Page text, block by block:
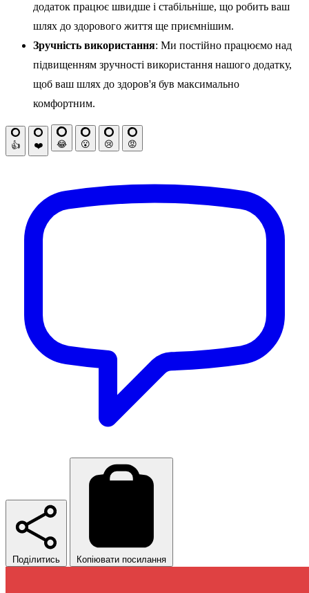
додаток працює швидше і стабільніше, що робить ваш
шлях до здорового життя ще приємнішим.
Зручність використання: Ми постійно працюємо над
підвищенням зручності використання нашого додатку,
щоб ваш шлях до здоров'я був максимально
комфортним.
👍 ❤️ 😂 😮 😢 😡
Поділитись Копіювати посилання